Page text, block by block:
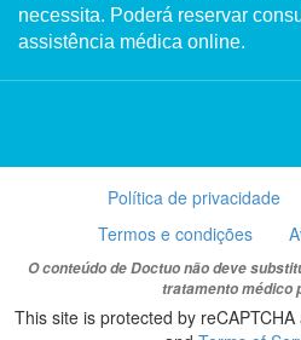
necessita. Poderá reservar
assistência médica online.
Política de privacidade
Termos e condições
O conteúdo de Doctuo não deve
tratamento médico
This site is protected by